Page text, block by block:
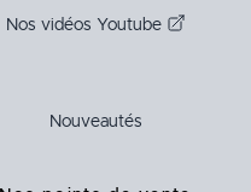
Nos vidéos Youtube
Nouveautés